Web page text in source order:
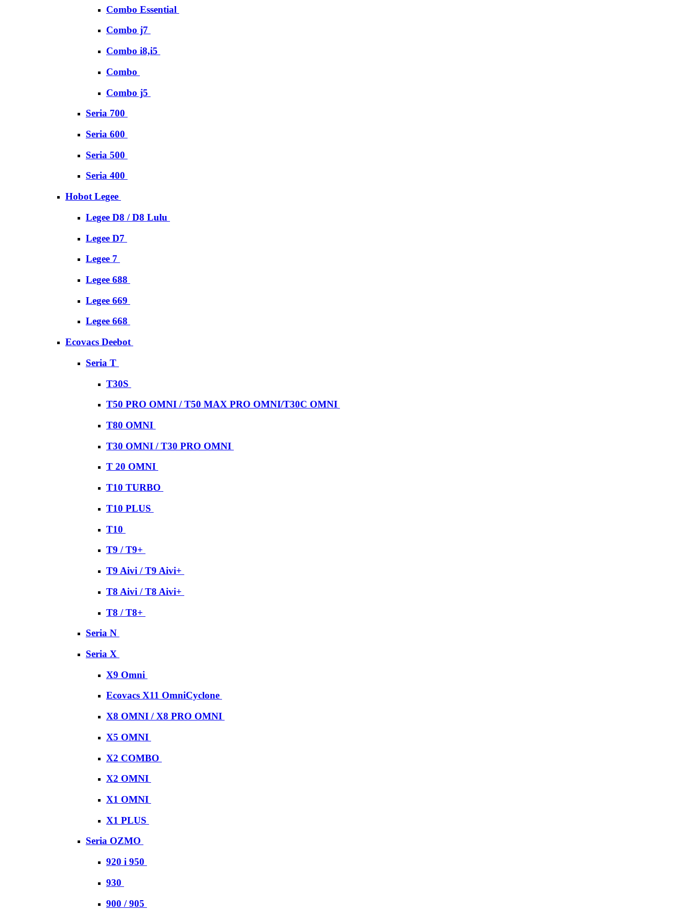
Combo Essential
Combo j7
Combo i8,i5
Combo
Combo j5
Seria 700
Seria 600
Seria 500
Seria 400
Hobot Legee
Legee D8 / D8 Lulu
Legee D7
Legee 7
Legee 688
Legee 669
Legee 668
Ecovacs Deebot
Seria T
T30S
T50 PRO OMNI / T50 MAX PRO OMNI/T30C OMNI
T80 OMNI
T30 OMNI / T30 PRO OMNI
T 20 OMNI
T10 TURBO
T10 PLUS
T10
T9 / T9+
T9 Aivi / T9 Aivi+
T8 Aivi / T8 Aivi+
T8 / T8+
Seria N
Seria X
X9 Omni
Ecovacs X11 OmniCyclone
X8 OMNI / X8 PRO OMNI
X5 OMNI
X2 COMBO
X2 OMNI
X1 OMNI
X1 PLUS
Seria OZMO
920 i 950
930
900 / 905